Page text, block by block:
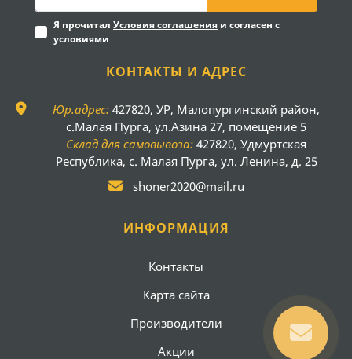
Я прочитал Условия соглашения и согласен с
условиями
КОНТАКТЫ И АДРЕС
Юр.адрес: 427820, УР, Малопургинский район,
с.Малая Пурга, ул.Азина 27, помещение 5
Склад для самовывоза: 427820, Удмуртская
Республика, с. Малая Пурга, ул. Ленина, д. 25
shoner2020@mail.ru
ИНФОРМАЦИЯ
Контакты
Карта сайта
Производители
Акции